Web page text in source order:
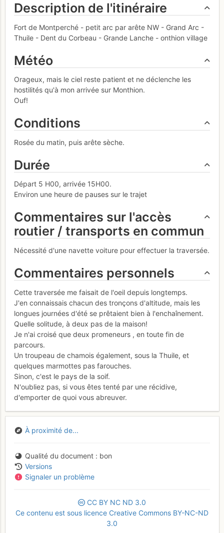
Description de l'itinéraire
Fort de Montperché - petit arc par arête NW - Grand Arc -
Thuile - Dent du Corbeau - Grande Lanche - onthion village
Météo
Orageux, mais le ciel reste patient et ne déclenche les
hostilités qu'à mon arrivée sur Monthion.
Ouf!
Conditions
Rosée du matin, puis arête sèche.
Durée
Départ 5 H00, arrivée 15H00.
Environ une heure de pauses sur le trajet
Commentaires sur l'accès
routier / transports en commun
Nécessité d'une navette voiture pour effectuer la traversée.
Commentaires personnels
Cette traversée me faisait de l'oeil depuis longtemps.
J'en connaissais chacun des tronçons d'altitude, mais les
longues journées d'été se prêtaient bien à l'enchaînement.
Quelle solitude, à deux pas de la maison!
Je n'ai croisé que deux promeneurs , en toute fin de
parcours.
Un troupeau de chamois également, sous la Thuile, et
quelques marmottes pas farouches.
Sinon, c'est le pays de la soif.
N'oubliez pas, si vous êtes tenté par une récidive,
d'emporter de quoi vous abreuver.
À proximité de...
Qualité du document
bon
Versions
Signaler un problème
CC BY NC ND 3.0
Ce contenu est sous licence Creative Commons BY-NC-ND
3.0